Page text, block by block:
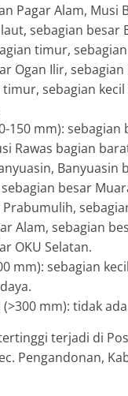
Pagar Alam, Musi
sebagian besar
timur,
Ogan Ilir, sebagian
sebagian kecil
150 mm): sebagian
Rawas bagian
Banyuasin
besar
Alam, sebagian
OKU Selatan.
mm): sebagian
mm): tidak
terjadi di
Pengandonan,